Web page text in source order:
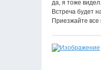
да, я тоже видел.
Встреча будет
Приезжайте